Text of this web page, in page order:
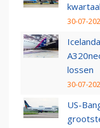
30-07-
lossen
30-07-
US-